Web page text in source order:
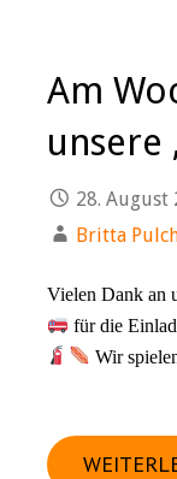
Am
unsere
28. August
Britta
Vielen Dank an
für die
Wir